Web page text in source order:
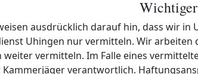
ausdrücklich darauf hin, dass wir in
Uhingen nur vermitteln. Wir arbeiten
weiter vermitteln. Im Falle eines
Kammerjäger verantwortlich.